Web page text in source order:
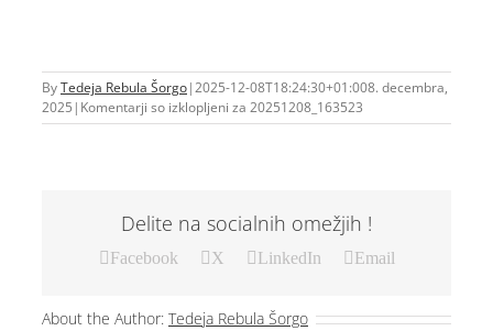
ByTedeja Rebula Šorgo|2025-12-08T18:24:30+01:008. decembra,
2025 | Komentarji so izklopljeni za 20251208_163523
Delite na socialnih omežjih !
Facebook X LinkedIn Email
About the Author: Tedeja Rebula Šorgo